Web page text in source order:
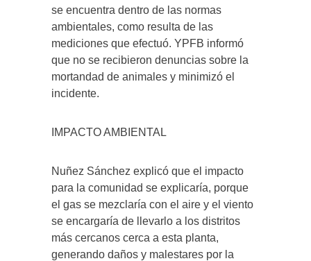
se encuentra dentro de las normas
ambientales, como resulta de las
mediciones que efectuó. YPFB informó
que no se recibieron denuncias sobre la
mortandad de animales y minimizó el
incidente.
IMPACTO AMBIENTAL
Nuñez Sánchez explicó que el impacto
para la comunidad se explicaría, porque
el gas se mezclaría con el aire y el viento
se encargaría de llevarlo a los distritos
más cercanos cerca a esta planta,
generando daños y malestares por la